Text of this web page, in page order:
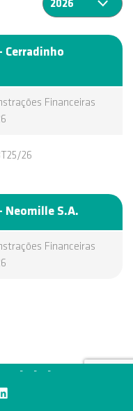
Cerradinho
Financeiras
26
Neomille S.A.
Financeiras
- - -